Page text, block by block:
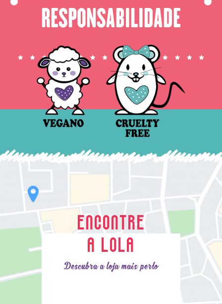
RESPONSABILIDADE
ENCONTRE
A LOLA
Descubra a loja mais perto